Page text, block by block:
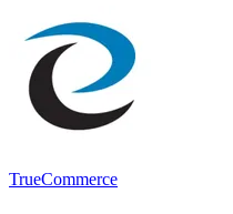
TrueCommerce